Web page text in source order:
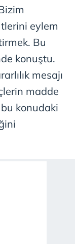
eylem
Bu
konuştu.
mesajı
madde
bu konudaki